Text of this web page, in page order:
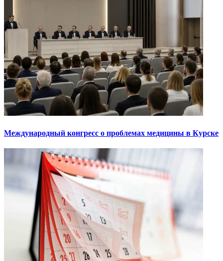
Международный конгресс о проблемах медицины в Курске